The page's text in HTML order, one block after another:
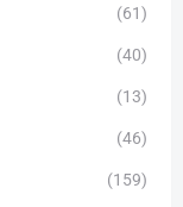
(61)
(40)
(13)
(46)
(159)